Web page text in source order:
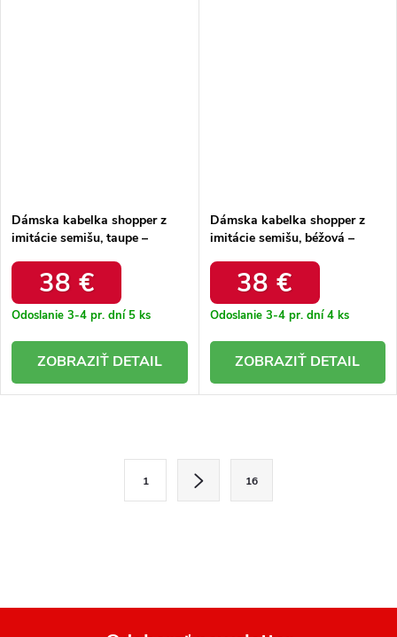
Dámska kabelka shopper z
imitácie semišu, taupe –
/ F7570 TAUPE
38 €
Odoslanie 3-4 pr. dní 5 ks
DETAIL
Dámska kabelka shopper z
imitácie semišu, béžová –
/ F7570 BEIGE
38 €
Odoslanie 3-4 pr. dní4 ks
DETAIL
i
a
1 16